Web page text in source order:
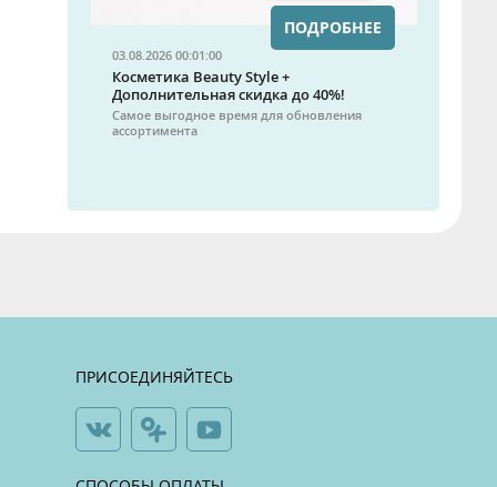
03.08.2026 00:01:00
Косметика Beauty Style +
Дополнительная скидка до 40%!
Самое выгодное время для обновления
ассортимента
ПОДРОБНЕЕ
ПРИСОЕДИНЯЙТЕСЬ